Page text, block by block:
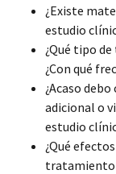
¿Existe
estudio
¿Qué tipo
¿Con qué
¿Acaso
adicional o
estudio
¿Qué
tratamiento